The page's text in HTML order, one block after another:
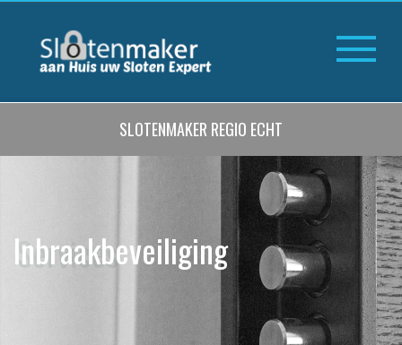
SLOTENMAKER REGIO ECHT
Inbraakbeveiliging